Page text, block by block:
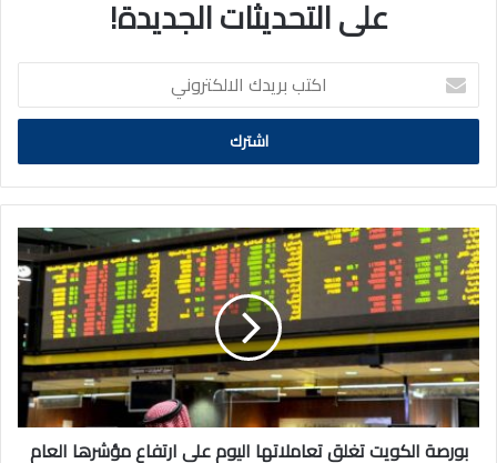
على التحديثات الجديدة!
اكتب
بريدك
الالكتروني
بورصة
الكويت
تغلق
تعاملاتها
اليوم
على
ارتفاع
مؤشرها
العام
41.85
بورصة الكويت تغلق تعاملاتها اليوم على ارتفاع مؤشرها العام